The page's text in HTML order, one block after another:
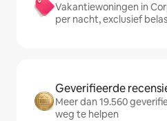
Vakantiewoningen in
per nacht, exclusief
Geverifieerde
Meer dan 19.560
weg te helpen